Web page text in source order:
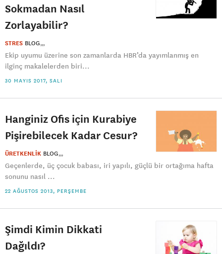
Sokmadan Nasıl
Zorlayabilir?
STRES BLOG
Ekip uyumu üzerine son zamanlarda HBR’da yayımlanmış en
ilginç makalelerden biri...
30 MAYIS 2017, SALI
Hanginiz Ofis için Kurabiye
Pişirebilecek Kadar Cesur?
ÜRETKENLİK BLOG
Geçenlerde, üç çocuk babası, iri yapılı, güçlü bir ortağıma hafta
sonunu nasıl ...
22 AĞUSTOS 2013, PERŞEMBE
Şimdi Kimin Dikkati
Dağıldı?